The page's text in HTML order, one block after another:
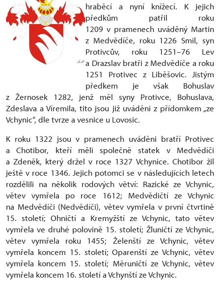
hraběcí a nyní knížecí. K jejich
předkům patřil roku
1209 v pramenech uváděný Martin
z Medvědíče, roku 1226 Smil, syn
Protivcův, roku 1251–76 Lev
a Drazslav bratři z Medvědíče a roku
1251 Protivec z Liběšovic. Jistým
předkem je však Bohuslav
z Žernosek 1282, jenž měl syny Protivce, Bohuslava,
Zdeslava a Víremila, tito jsou již uváděni z přídomkem „ze
Vchynic“, dle tvrze a vesnice u Lovosic.
K roku 1322 jsou v pramenech uváděni bratří Protivec
a Chotibor, kteří měli společně statek v Medvědíči
a Zdeněk, který držel v roce 1327 Vchynice. Chotibor žil
ještě v roce 1346. Jejich potomci se v následujících letech
rozdělili na několik rodových větví: Razické ze Vchynic,
větev vymřela po roce 1612; Medvědičtí ze Vchynic
na Medvědíči (Nedvědíči), větev vymřela v první čtvrtině
15. století; Ohničtí a Kremyžští ze Vchynic, tato větev
vymřela ve druhé polovině 15. století; Žluničtí ze Vchynic,
větev vymřela roku 1455; Želenští ze Vchynic, větev
vymřela koncem 15. století; Oparenští ze Vchynic, větev
vymřela koncem 15. století; Měruničtí ze Vchynic, větev
vymřela koncem 16. století a Vchynští ze Vchynic.